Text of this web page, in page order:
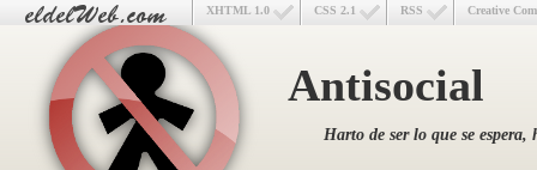
Creative
RSS
CSS 2.1
XHTML 1.0
Antisocial
Harto de ser lo que se